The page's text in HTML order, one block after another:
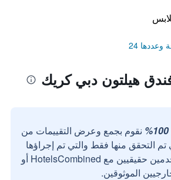
24
هيلتون دبي كريك
نقوم بجمع وعرض التقييمات من
تم التحقق منها فقط والتي تم إجراؤها
بواسطة مستخدمين حقيقيين مع HotelsCombined أو
الموثوقين.